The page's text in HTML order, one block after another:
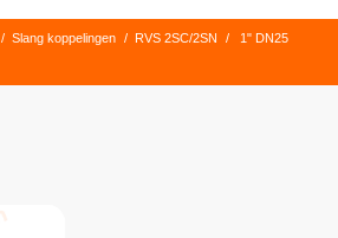
/ Slang koppelingen / RVS 2SC/2SN / 1" DN25